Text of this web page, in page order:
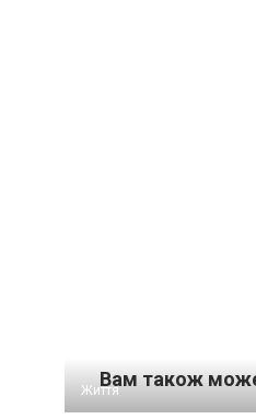
Вам також
Життя